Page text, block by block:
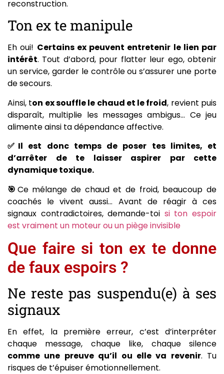
reconstruction.
Ton ex te manipule
Eh oui! Certains ex peuvent entretenir le lien par
intérêt. Tout d’abord, pour flatter leur ego, obtenir
un service, garder le contrôle ou s’assurer une porte
de secours.
Ainsi, ton ex souffle le chaud et le froid, revient puis
disparaît, multiplie les messages ambigus… Ce jeu
alimente ainsi ta dépendance affective.
✅Il est donc temps de poser tes limites, et
d’arrêter de te laisser aspirer par cette
dynamique toxique.
🎯 Ce mélange de chaud et de froid, beaucoup de
coachés le vivent aussi… Avant de réagir à ces
signaux contradictoires, demande-toi si ton espoir
est vraiment un moteur ou un piège invisible
Que faire si ton ex te donne
de faux espoirs ?
Ne reste pas suspendu(e) à ses
signaux
En effet, la première erreur, c’est d’interpréter
chaque message, chaque like, chaque silence
comme une preuve qu’il ou elle va revenir. Tu
risques de t’épuiser émotionnellement.